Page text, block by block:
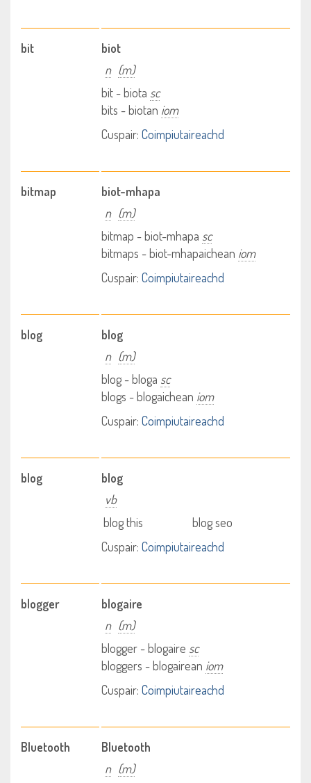
bit
biot
n (m)
bit - biota sc
bits - biotan iom
Cuspair: Coimpiutaireachd
bitmap
biot-mhapa
n (m)
bitmap - biot-mhapa sc
bitmaps - biot-mhapaichean iom
Cuspair: Coimpiutaireachd
blog
blog
n (m)
blog - bloga sc
blogs - blogaichean iom
Cuspair: Coimpiutaireachd
blog
blog
vb
blog this
blog seo
Cuspair: Coimpiutaireachd
blogger
blogaire
n (m)
blogger - blogaire sc
bloggers - blogairean iom
Cuspair: Coimpiutaireachd
Bluetooth
Bluetooth
n (m)